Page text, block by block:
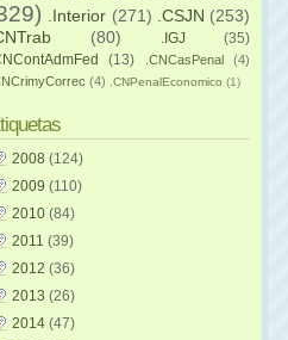
.Interior (271) .CSJN (253)
(80) .IGJ
(35)
(13) .CNCasPenal
(4)
(4) .CNPenalEconomico (1)
2008 (124)
2009 (110)
2010 (84)
2011 (39)
2012 (36)
2013 (26)
2014 (47)